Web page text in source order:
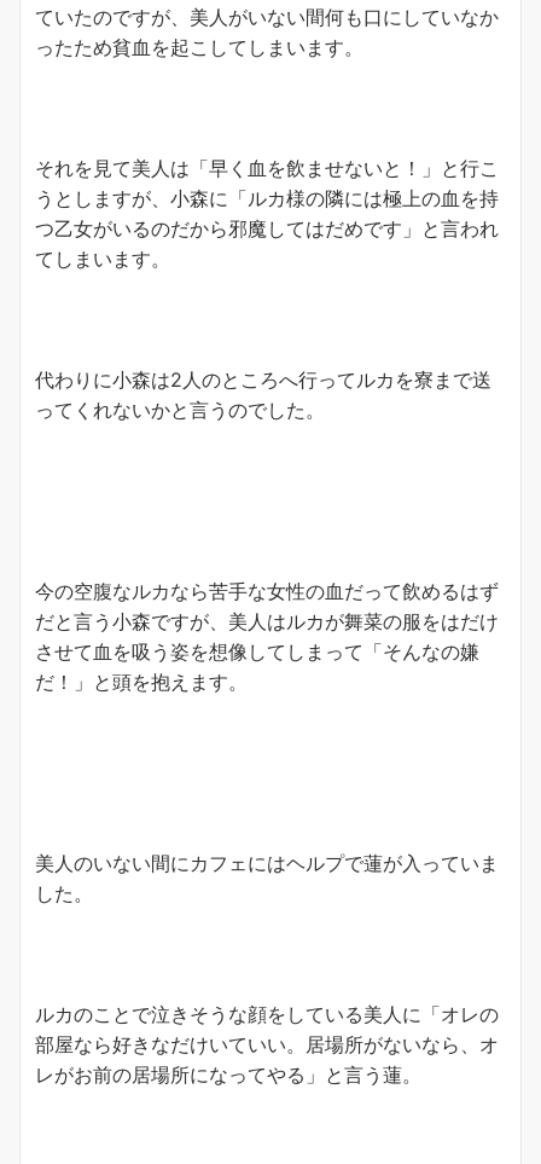
ていたのですが、美人がいない間何も口にしていなか
ったため貧血を起こしてしまいます。
それを見て美人は「早く血を飲ませないと！」と行こ
うとしますが、小森に「ルカ様の隣には極上の血を持
つ乙女がいるのだから邪魔してはだめです」と言われ
てしまいます。
代わりに小森は2人のところへ行ってルカを寮まで送
ってくれないかと言うのでした。
今の空腹なルカなら苦手な女性の血だって飲めるはず
だと言う小森ですが、美人はルカが舞菜の服をはだけ
させて血を吸う姿を想像してしまって「そんなの嫌
だ！」と頭を抱えます。
美人のいない間にカフェにはヘルプで蓮が入っていま
した。
ルカのことで泣きそうな顔をしている美人に「オレの
部屋なら好きなだけいていい。居場所がないなら、オ
レがお前の居場所になってやる」と言う蓮。